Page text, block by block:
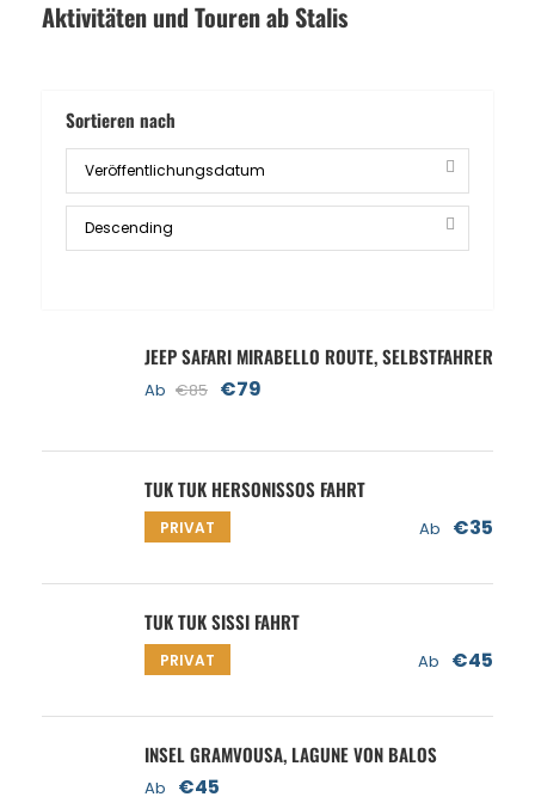
Aktivitäten und Touren ab Stalis
Sortieren nach
JEEP SAFARI MIRABELLO ROUTE, SELBSTFAHRER
Ab €85 €79
TUK TUK HERSONISSOS FAHRT
PRIVAT Ab €35
TUK TUK SISSI FAHRT
PRIVAT Ab €45
INSEL GRAMVOUSA, LAGUNE VON BALOS
Ab €45